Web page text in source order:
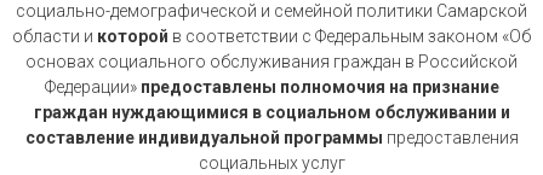
социально-демографической и семейной политики Самарской
области и которой в соответствии с Федеральным законом «Об
основах социального обслуживания граждан в Российской
Федерации» предоставлены полномочия на признание
граждан нуждающимися в социальном обслуживании и
составление индивидуальной программы предоставления
социальных услуг